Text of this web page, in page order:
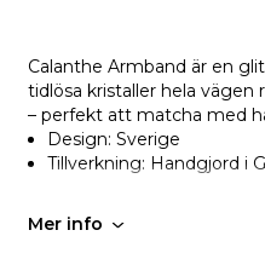
Calanthe Armband är en
tidlösa kristaller hela
– perfekt att matcha med
Design: Sverige
Tillverkning: Handgjord i
Mer info